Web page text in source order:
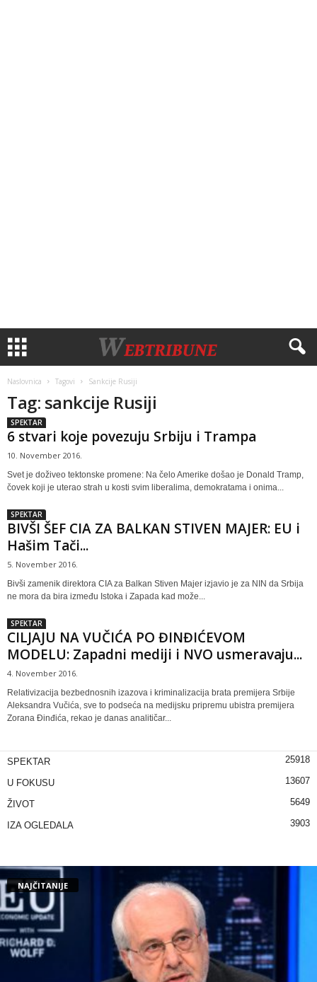
Naslovnica Tagovi Sankcije Rusiji
Tag: sankcije Rusiji
SPEKTAR
6 stvari koje povezuju Srbiju i Trampa
10. November 2016.
Svet je doživeo tektonske promene: Na čelo Amerike došao je Donald Tramp,
čovek koji je uterao strah u kosti svim liberalima, demokratama i onima...
SPEKTAR
BIVŠI ŠEF CIA ZA BALKAN STIVEN MAJER: EU i
Hašim Tači...
5. November 2016.
Bivši zamenik direktora CIA za Balkan Stiven Majer izjavio je za NIN da Srbija
ne mora da bira između Istoka i Zapada kad može...
SPEKTAR
CILJAJU NA VUČIĆA PO ĐINĐIĆEVOM
MODELU: Zapadni mediji i NVO usmeravaju...
4. November 2016.
Relativizacija bezbednosnih izazova i kriminalizacija brata premijera Srbije
Aleksandra Vučića, sve to podseća na medijsku pripremu ubistra premijera
Zorana Đinđića, rekao je danas analitičar...
SPEKTAR 25918
U FOKUSU 13607
ŽIVOT 5649
IZA OGLEDALA 3903
NAJČITANIJE